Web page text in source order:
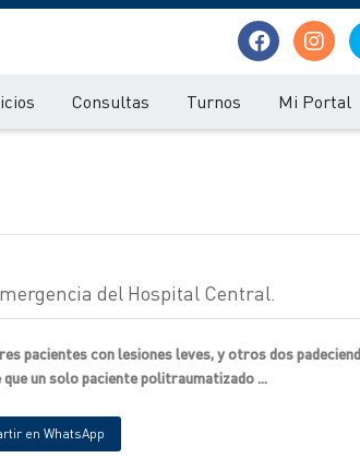
Consultas Turnos Mi Portal
del Hospital Central.
pacientes con lesiones leves, y otros dos
un solo paciente politraumatizado ...
en WhatsApp